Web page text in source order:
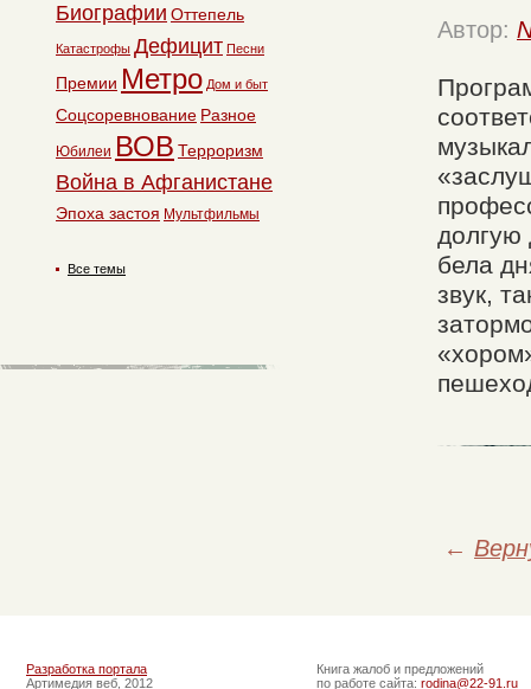
Автор:
долгую
бела
звук,
←
Биографии Оттепель
Катастрофы Дефицит Песни
Премии Метро Дом и быт
Соцсоревнование Разное
Юбилеи ВОВ Терроризм
Война в Афганистане
Эпоха застоя Мультфильмы
Все темы
Разработка портала
Артимедия веб, 2012
Книга жалоб и предложений
по работе сайта: rodina@22-91.ru